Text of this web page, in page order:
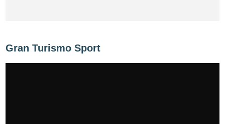
Gran Turismo Sport